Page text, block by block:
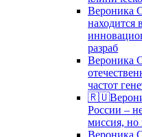
Вероника
находится
разраб
Вероника
частот
России –
миссия, но
Вероника